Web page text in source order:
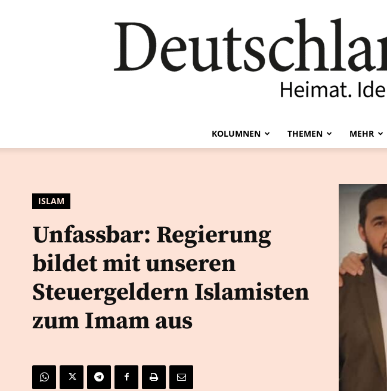
KOLUMNEN THEMEN MEHR
ISLAM
Unfassbar: Regierung
bildet mit unseren
Steuergeldern Islamisten
zum Imam aus